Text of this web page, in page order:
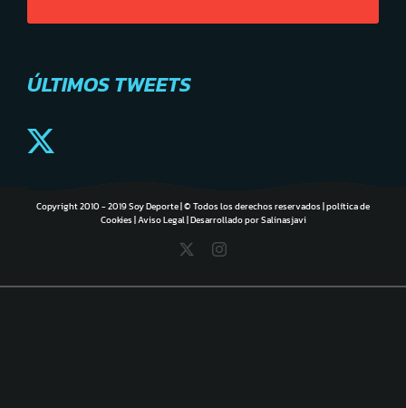
ÚLTIMOS TWEETS
Copyright 2010 - 2019 Soy Deporte | © Todos los derechos reservados |política de
Cookies|Aviso Legal| Desarrollado porSalinasjavi
Instagram